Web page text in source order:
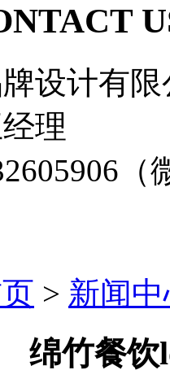
设计有限
理
（
> 新闻
绵竹餐饮